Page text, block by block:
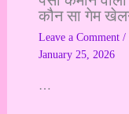
कौन सा गेम
Leave a Comment /
January 25, 2026
…